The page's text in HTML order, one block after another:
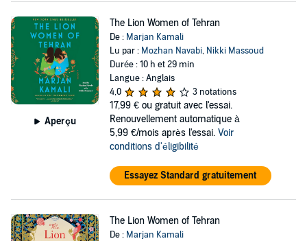
Aperçu
The Lion Women of Tehran
De : Marjan Kamali
Lu par : Mozhan Navabi, Nikki Massoud
Durée : 10 h et 29 min
Langue : Anglais
4,0
3 notations
17,99 € ou gratuit avec l'essai.
Renouvellement automatique à
5,99 €/mois après l'essai. Voir
conditions d'éligibilité
Essayez Standard gratuitement
The Lion Women of Tehran
De : Marjan Kamali